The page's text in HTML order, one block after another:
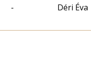
- Déri Éva